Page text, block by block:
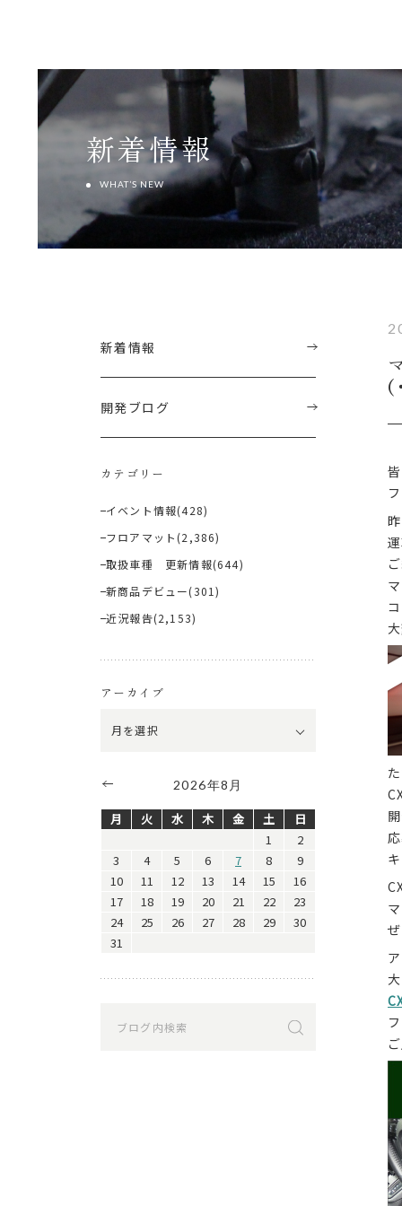
新着情報
WHAT’S NEW
(
新着情報
開発ブログ
カテゴリー
イベント情報(428)
フロアマット (2,386)
取扱車種 更新情報(644)
新商品デビュー(301)
近況報告(2,153)
アーカイブ
2026年8月
月 火 水 木 金 土
日
1
2
3
4 5 6 7 8
9
10
11 12 13 14 15
16
17
18 19 20 21 22
23
24
25 26 27 28 29
30
31